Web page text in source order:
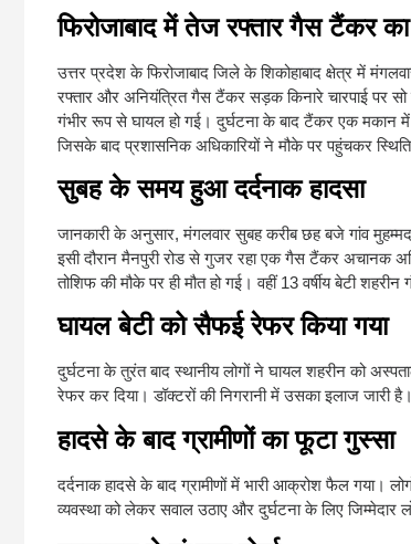
फिरोजाबाद में तेज रफ्तार गैस टैंकर
उत्तर प्रदेश के फिरोजाबाद जिले के शिकोहाबाद क्षेत्र में
रफ्तार और अनियंत्रित गैस टैंकर सड़क किनारे चारपाई पर
गंभीर रूप से घायल हो गई। दुर्घटना के बाद टैंकर एक मकान
जिसके बाद प्रशासनिक अधिकारियों ने मौके पर पहुंचकर स्थिति
सुबह के समय हुआ दर्दनाक हादसा
जानकारी के अनुसार, मंगलवार सुबह करीब छह बजे गांव
इसी दौरान मैनपुरी रोड से गुजर रहा एक गैस टैंकर अचानक
तोशिफ की मौके पर ही मौत हो गई। वहीं 13 वर्षीय बेटी
घायल बेटी को सैफई रेफर किया गया
दुर्घटना के तुरंत बाद स्थानीय लोगों ने घायल शहरीन को
रेफर कर दिया। डॉक्टरों की निगरानी में उसका इलाज
हादसे के बाद ग्रामीणों का फूटा गुस्सा
दर्दनाक हादसे के बाद ग्रामीणों में भारी आक्रोश फैल गया।
व्यवस्था को लेकर सवाल उठाए और दुर्घटना के लिए जिम्मेदार